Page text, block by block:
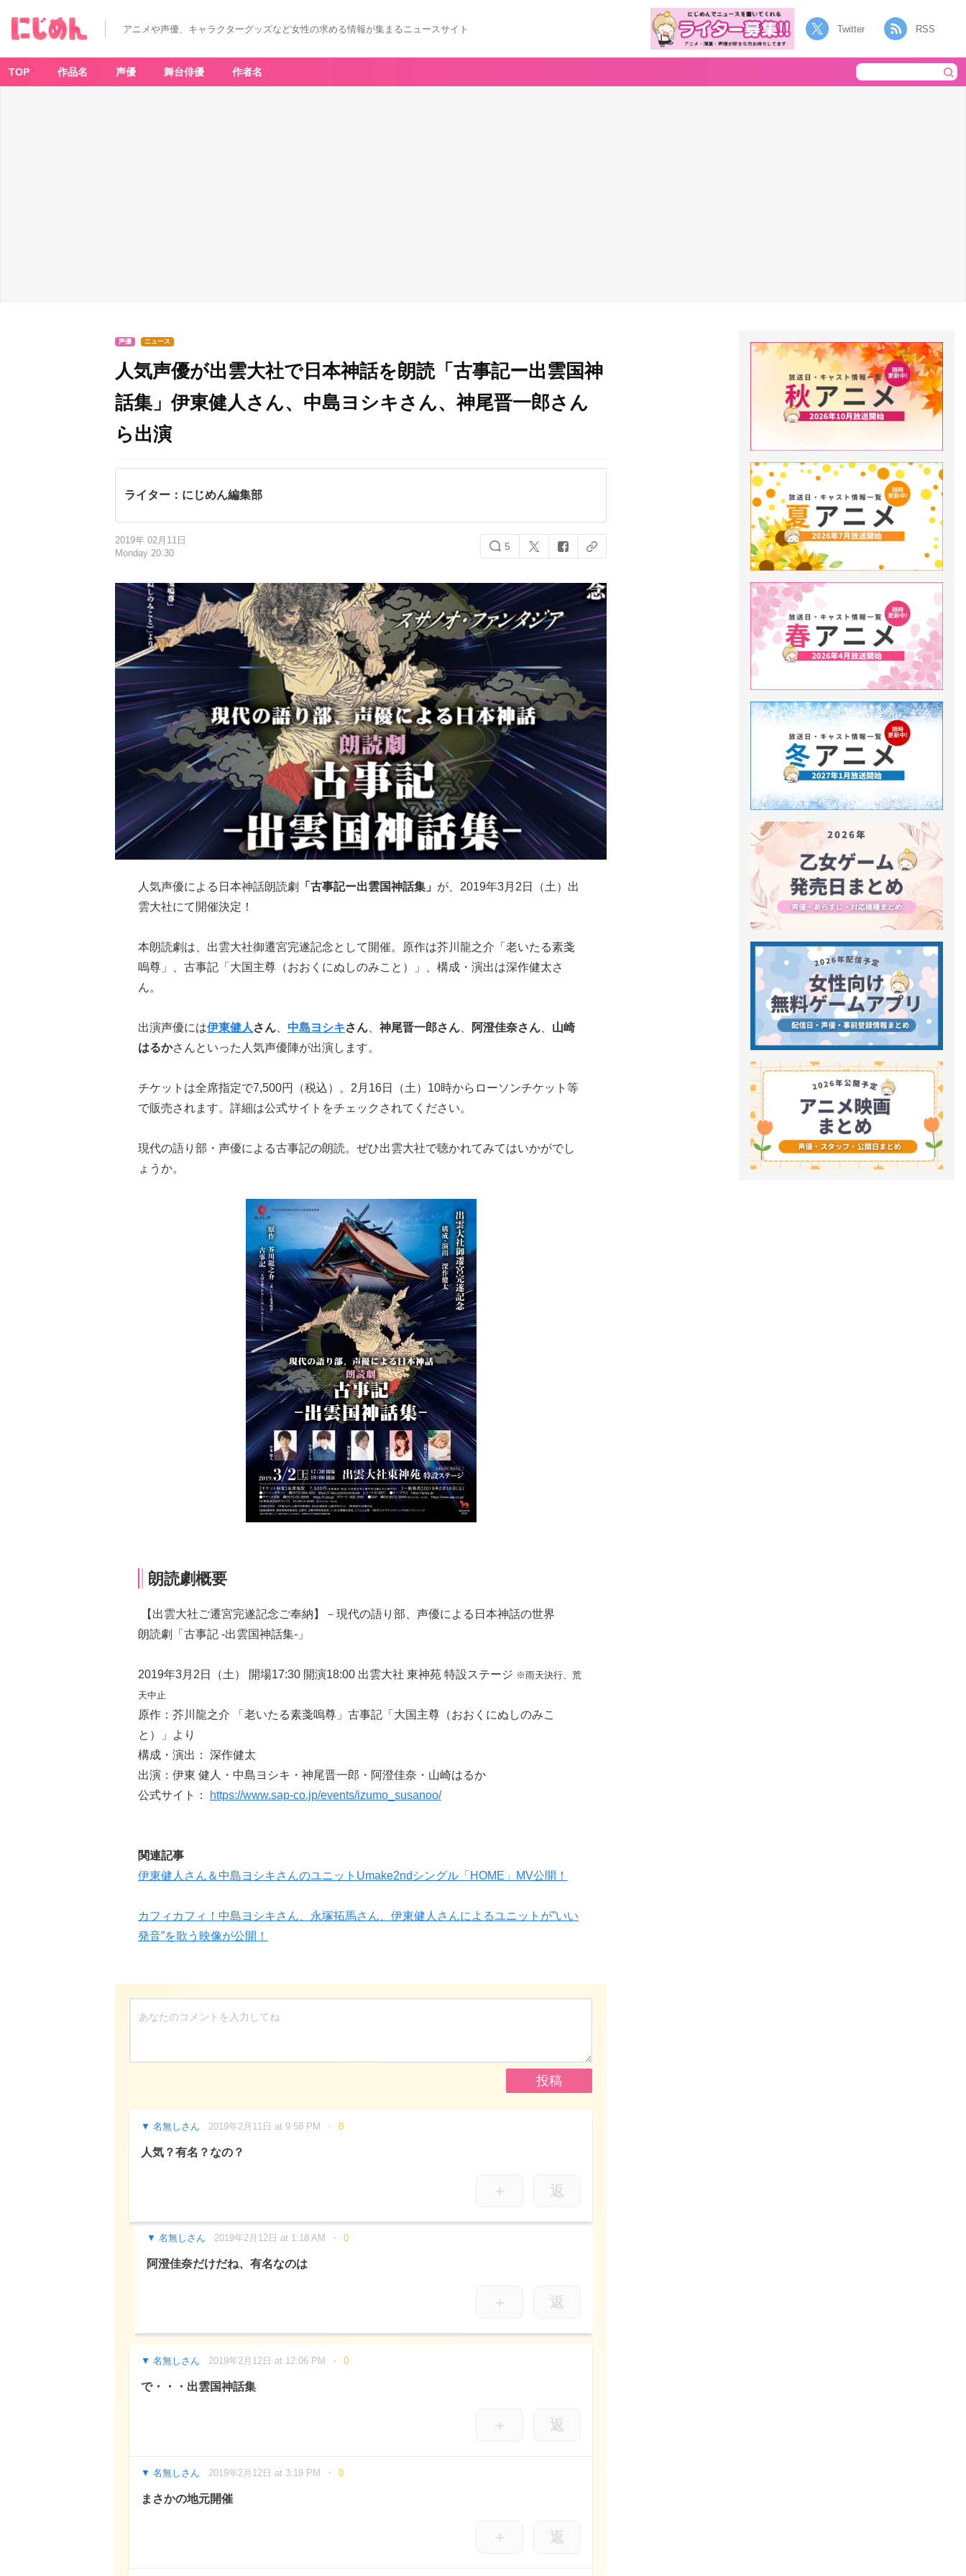
アニメや声優、キャラクターグッズなど女性の求める情報が集まるニュースサイト Twitter RSS
TOP 作品名 声優 舞台俳優 作者名
声優 ニュース
人気声優が出雲大社で日本神話を朗読「古事記ー出雲国神
話集」伊東健人さん、中島ヨシキさん、神尾晋一郎さん
ら出演
ライター：にじめん編集部
2019年 02月11日
Monday 20:30
5
人気声優による日本神話朗読劇 「古事記ー出雲国神話集」 が、2019年3月2日（土）出
雲大社にて開催決定！
本朗読劇は、出雲大社御遷宮完遂記念として開催。原作は芥川龍之介「老いたる素戔
嗚尊」、古事記「大国主尊（おおくにぬしのみこと）」、構成・演出は深作健太さ
ん。
出演声優には伊東健人 さん 中島ヨシキさん 神尾晋一郎さん 阿澄佳奈さん
山崎
はるかさんといった人気声優陣が出演します。
チケットは全席指定で7,500円（税込）。2月16日（土）10時からローソンチケット等
で販売されます。詳細は公式サイトをチェックされてください。
現代の語り部・声優による古事記の朗読。ぜひ出雲大社で聴かれてみてはいかがでし
ょうか。
朗読劇概要
【出雲大社ご遷宮完遂記念ご奉納】－現代の語り部、声優による日本神話の世界
朗読劇「古事記 -出雲国神話集-」
2019年3月2日（土） 開場17:30 開演18:00 出雲大社 東神苑 特設ステージ ※雨天決行、荒
天中止
原作：芥川龍之介 「老いたる素戔嗚尊」古事記「大国主尊（おおくにぬしのみこ
と）」より
構成・演出： 深作健太
出演：伊東 健人・中島ヨシキ・神尾晋一郎・阿澄佳奈・山崎はるか
公式サイト：
https://www.sap-co.jp/events/izumo_susanoo/
関連記事
伊東健人さん＆中島ヨシキさんのユニットUmake2ndシングル「HOME」MV公開！
カフィカフィ！中島ヨシキさん、永塚拓馬さん、伊東健人さんによるユニットが”いい
発音”を歌う映像が公開！
名無しさん 2019年2月11日 at 9:58 PM 0
人気？有名？なの？
＋ 返
名無しさん 2019年2月12日 at 1:18 AM 0
阿澄佳奈だけだね、有名なのは
＋ 返
名無しさん 2019年2月12日 at 12:06 PM 0
で・・・出雲国神話集
＋ 返
名無しさん 2019年2月12日 at 3:19 PM 0
まさかの地元開催
＋ 返